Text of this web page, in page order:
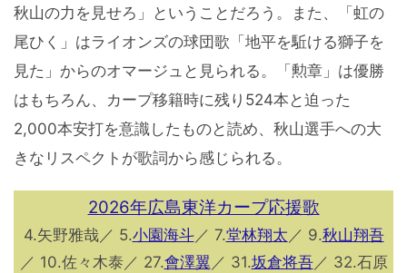
秋山の力を見せろ」ということだろう。また、「虹の
尾ひく」はライオンズの球団歌「地平を駈ける獅子を
見た」からのオマージュと見られる。「勲章」は優勝
はもちろん、カープ移籍時に残り524本と迫った
2,000本安打を意識したものと読め、秋山選手への大
きなリスペクトが歌詞から感じられる。
2026年広島東洋カープ応援歌
4.矢野雅哉／ 5.小園海斗／ 7.堂林翔太 ／ 9.秋山翔吾
／ 10.佐々木泰／ 27.會澤翼 ／ 31.坂倉将吾／ 32.石原